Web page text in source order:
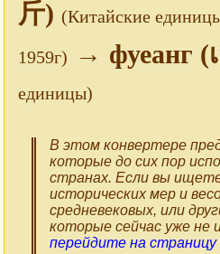
斤) (Китайские
1959г) → фуеанг (
единицы)
В этом конвертере
которые до сих пор
странах. Если вы
исторических мер и
средневековых, или
которые сейчас уже не
перейдите на страницу